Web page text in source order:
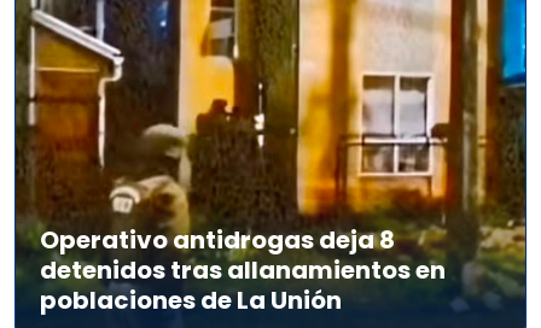
Operativo antidrogas deja 8
detenidos tras allanamientos en
poblaciones de La Unión